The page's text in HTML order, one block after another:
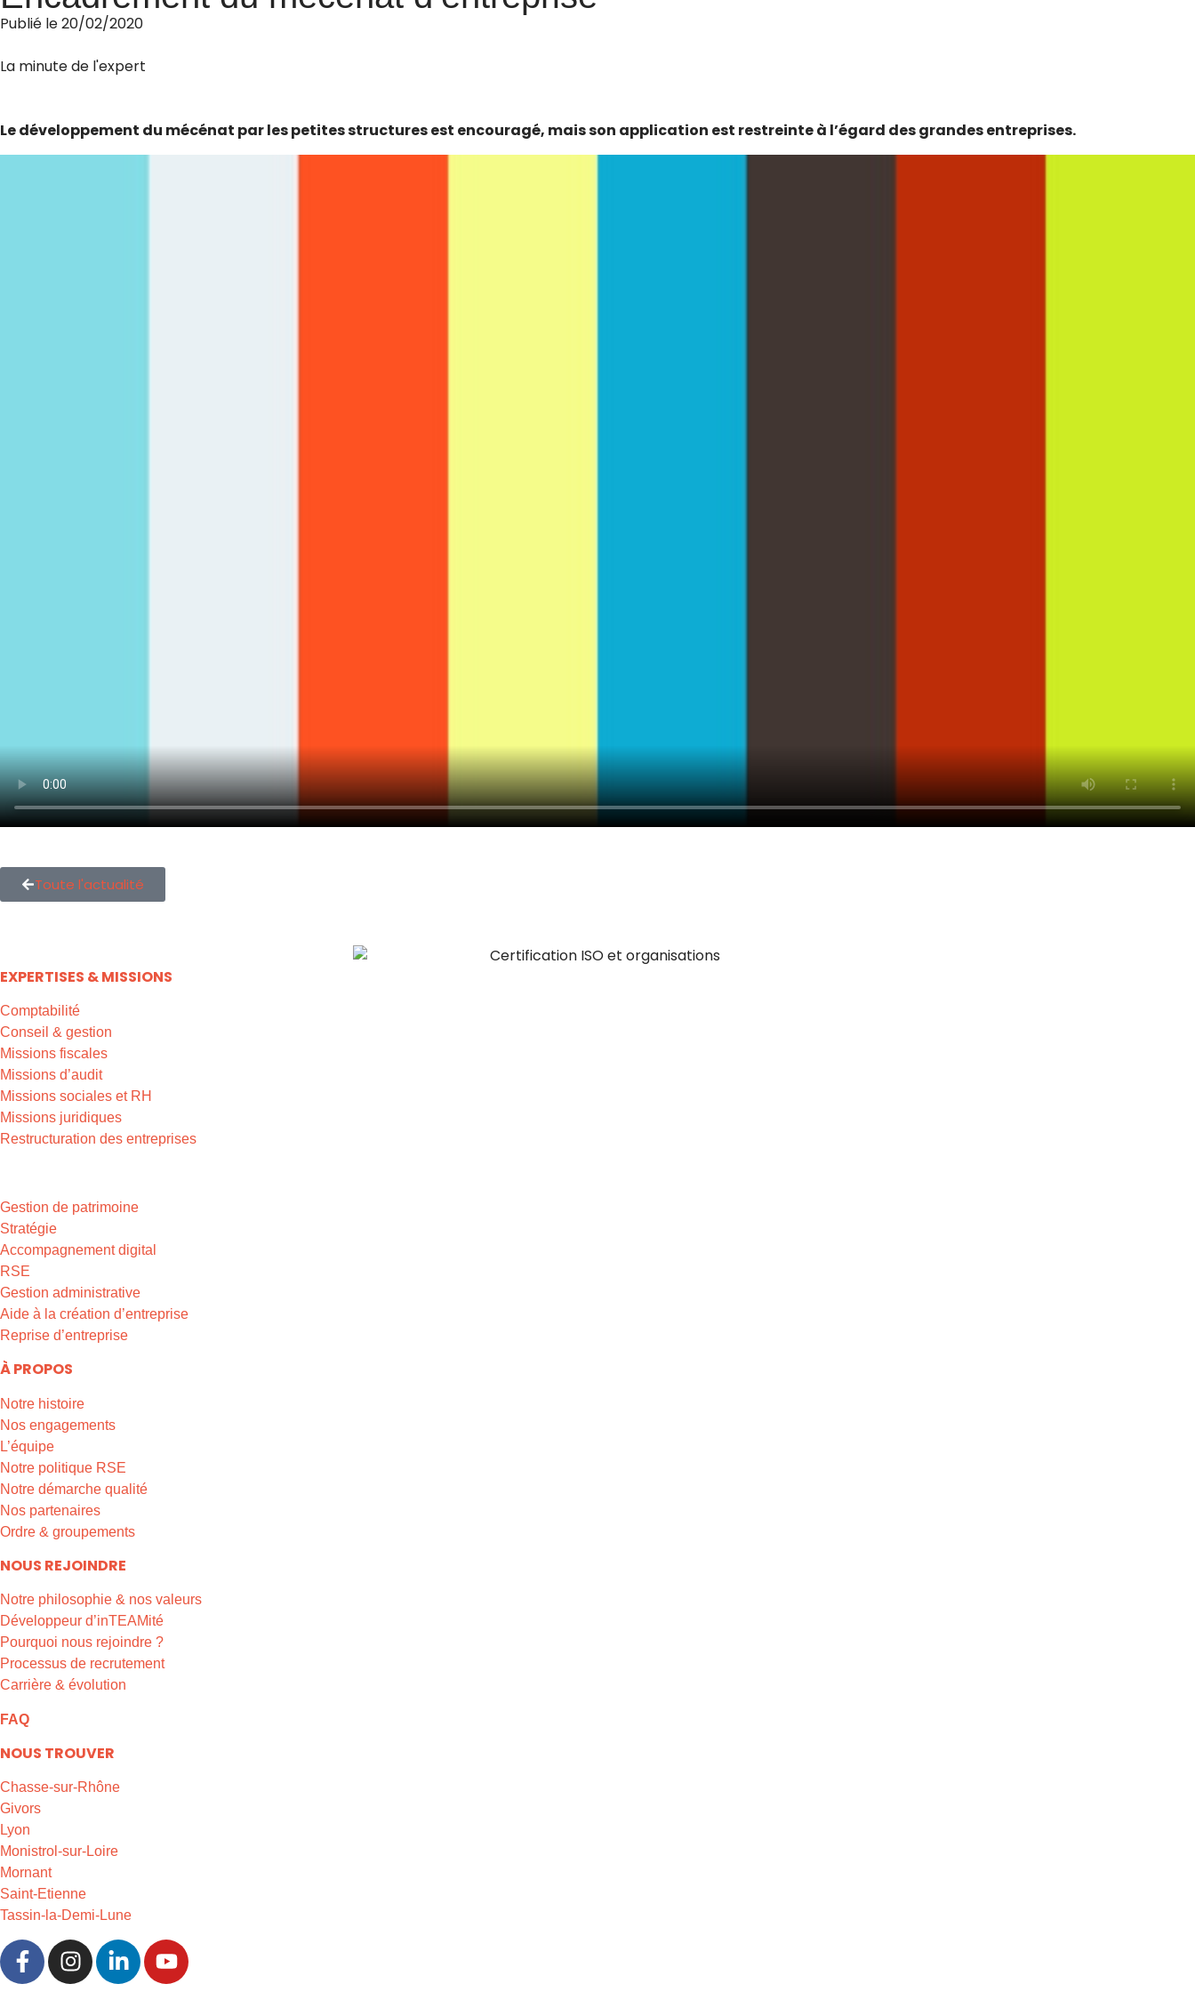
Publié le20/02/2020
La minute de l'expert
Le développement du mécénat par les petites structures est encouragé, mais son application est restreinte à l’égard des grandes entreprises.
Toute l'actualité
EXPERTISES & MISSIONS
Comptabilité
Conseil & gestion
Missions fiscales
Missions d’audit
Missions sociales et RH
Missions juridiques
Restructuration des entreprises
Gestion de patrimoine
Stratégie
Accompagnement digital
RSE
Gestion administrative
Aide à la création d’entreprise
Reprise d’entreprise
À PROPOS
Notre histoire
Nos engagements
L’équipe
Notre politique RSE
Notre démarche qualité
Nos partenaires
Ordre & groupements
NOUS REJOINDRE
Notre philosophie & nos valeurs
Développeur d’inTEAMité
Pourquoi nous rejoindre ?
Processus de recrutement
Carrière & évolution
FAQ
NOUS TROUVER
Chasse-sur-Rhône
Givors
Lyon
Monistrol-sur-Loire
Mornant
Saint-Etienne
Tassin-la-Demi-Lune